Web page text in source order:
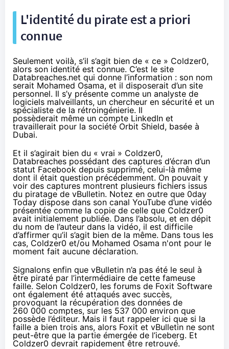
L'identité du pirate est a priori
connue
Seulement voilà, s’il s’agit bien de « ce » Coldzer0,
alors son identité est connue. C’est le site
Databreaches.net qui donne l’information : son nom
serait Mohamed Osama, et il disposerait d’un site
personnel. Il s’y présente comme un analyste de
logiciels malveillants, un chercheur en sécurité et un
spécialiste de la rétroingénierie. Il
possèderait même un compte LinkedIn et
travaillerait pour la société Orbit Shield, basée à
Dubai.
Et il s’agirait bien du « vrai » Coldzer0,
Databreaches possédant des captures d’écran d’un
statut Facebook depuis supprimé, celui-là même
dont il était question précédemment. On pouvait y
voir des captures montrent plusieurs fichiers issus
du piratage de vBulletin. Notez en outre que 0day
Today dispose dans son canal YouTube d’une vidéo
présentée comme la copie de celle que Coldzer0
avait initialement publiée. Dans l’absolu, et en dépit
du nom de l’auteur dans la vidéo, il est difficile
d’affirmer qu’il s’agit bien de la même. Dans tous les
cas, Coldzer0 et/ou Mohamed Osama n'ont pour le
moment fait aucune déclaration.
Signalons enfin que vBulletin n’a pas été le seul à
être piraté par l’intermédiaire de cette fameuse
faille. Selon Coldzer0, les forums de Foxit Software
ont également été attaqués avec succès,
provoquant la récupération des données de
260 000 comptes, sur les 537 000 environ que
possède l’éditeur. Mais il faut rappeler ici que si la
faille a bien trois ans, alors Foxit et vBulletin ne sont
peut-être que la partie émergée de l’iceberg. Et
Coldzer0 devrait rapidement être retrouvé.